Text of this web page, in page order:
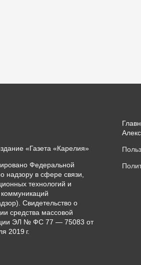
«Газета «Карелия»
Федеральной
надзору в сфере связи,
технологий и
Свидетельство о
средства массовой
ЭЛ № ФС 77 — 75083 от
2019 г.